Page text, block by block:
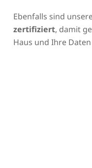
Ebenfalls sind
zertifiziert, damit
Haus und Ihre